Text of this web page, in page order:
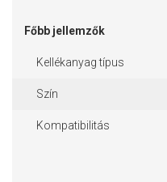
Főbb jellemzők
Kellékanyag típus
Szín
Kompatibilitás